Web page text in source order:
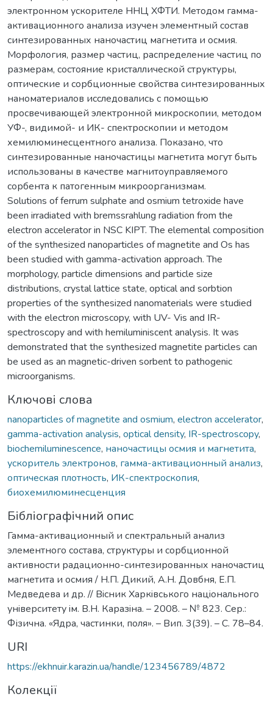
электронном ускорителе ННЦ ХФТИ. Методом гамма-
активационного анализа изучен элементный состав
синтезированных наночастиц магнетита и осмия.
Морфология, размер частиц, распределение частиц по
размерам, состояние кристаллической структуры,
оптические и сорбционные свойства синтезированных
наноматериалов исследовались с помощью
просвечивающей электронной микроскопии, методом
УФ-, видимой- и ИК- спектроскопии и методом
хемилюминесцентного анализа. Показано, что
синтезированные наночастицы магнетита могут быть
использованы в качестве магнитоуправляемого
сорбента к патогенным микроорганизмам.
Solutions of ferrum sulphate and osmium tetroxide have
been irradiated with bremssrahlung radiation from the
electron accelerator in NSC KIPT. The elemental composition
of the synthesized nanoparticles of magnetite and Os has
been studied with gamma-activation approach. The
morphology, particle dimensions and particle size
distributions, crystal lattice state, optical and sorbtion
properties of the synthesized nanomaterials were studied
with the electron microscopy, with UV- Vis and IR-
spectroscopy and with hemiluminiscent analysis. It was
demonstrated that the synthesized magnetite particles can
be used as an magnetic-driven sorbent to pathogenic
microorganisms.
Ключові слова
nanoparticles of magnetite and osmium, electron accelerator,
gamma-activation analysis, optical density, IR-spectroscopy,
biochemiluminescence, наночастицы осмия и магнетита,
ускоритель электронов, гамма-активационный анализ,
оптическая плотность, ИК-спектроскопия,
биохемилюминесценция
Бібліографічний опис
Гамма-активационный и спектральный анализ
элементного состава, структуры и сорбционной
активности радационно-синтезированных наночастиц
магнетита и осмия / Н.П. Дикий, А.Н. Довбня, Е.П.
Медведева и др. // Вiсник Харкiвського нацiонального
унiверситету iм. В.Н. Каразiна. – 2008. – № 823. Сер.:
Фізична. «Ядра, частинки, поля». – Вип. 3(39). – С. 78–84.
URI
https://ekhnuir.karazin.ua/handle/123456789/4872
Колекції